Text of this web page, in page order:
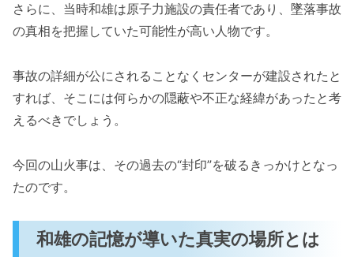
さらに、当時和雄は原子力施設の責任者であり、墜落事故
の真相を把握していた可能性が高い人物です。
事故の詳細が公にされることなくセンターが建設されたと
すれば、そこには何らかの隠蔽や不正な経緯があったと考
えるべきでしょう。
今回の山火事は、その過去の“封印”を破るきっかけとなっ
たのです。
和雄の記憶が導いた真実の場所とは